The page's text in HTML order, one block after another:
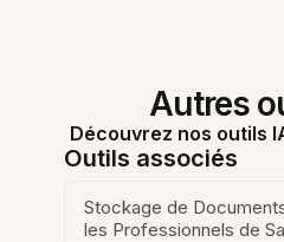
Autres
Découvrez nos outils
Outils associés
Stockage de
les Professionnels de